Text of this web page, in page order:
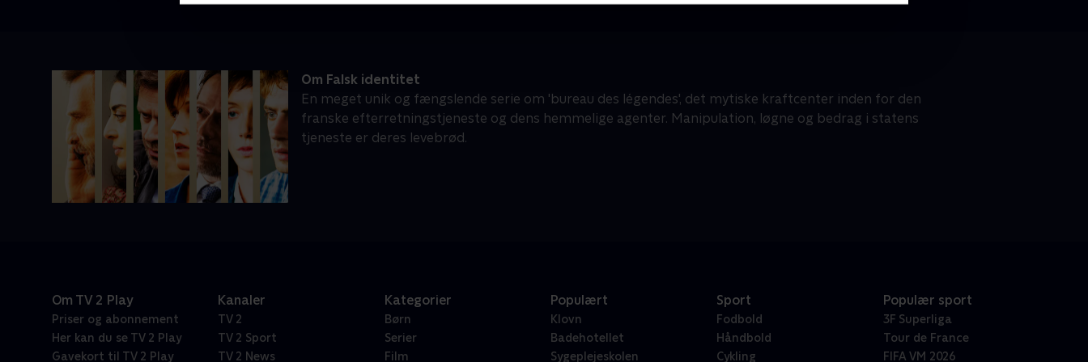
Om Falsk identitet
En meget unik og fængslende serie om 'bureau des légendes', det mytiske kraftcenter inden for den
franske efterretningstjeneste og dens hemmelige agenter. Manipulation, løgne og bedrag i statens
tjeneste er deres levebrød.
Om TV 2 Play
Priser og abonnement
Her kan du se TV 2 Play
Gavekort til TV 2 Play
Kanaler
TV 2
TV 2 Sport
TV 2 News
Kategorier
Børn
Serier
Film
Populært
Klovn
Badehotellet
Sygeplejeskolen
Sport
Fodbold
Håndbold
Cykling
Populær sport
3F Superliga
Tour de France
FIFA VM 2026